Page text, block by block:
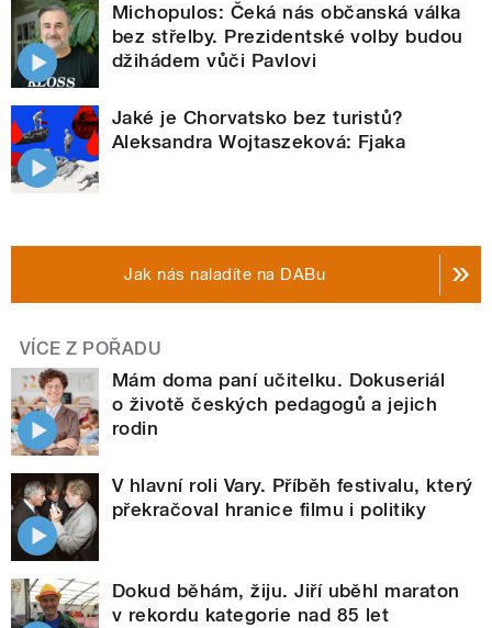
Michopulos: Čeká nás občanská válka
bez střelby. Prezidentské volby budou
džihádem vůči Pavlovi
Jaké je Chorvatsko bez turistů?
Aleksandra Wojtaszeková: Fjaka
Jak nás naladíte na DABu
VÍCE Z POŘADU
Mám doma paní učitelku. Dokuseriál
o životě českých pedagogů a jejich
rodin
V hlavní roli Vary. Příběh festivalu, který
překračoval hranice filmu i politiky
Dokud běhám, žiju. Jiří uběhl maraton
v rekordu kategorie nad 85 let